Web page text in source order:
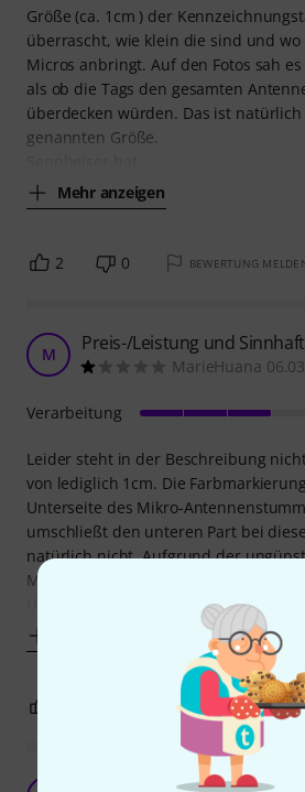
Größe (ca. 1cm ) der
überrascht, wie klein die sind und
Micros anbringt. Auf den Fotos sah
als ob die Tags den gesamten
überdecken würden. Das ist
genannten Größe.
Mehr anzeigen
2 0 BEWERTUNG
M Preis-/Leistung und
MarieHuana
Leider steht in der Beschreibung
von lediglich 1cm. Die
Unterseite des Mikro-
umschließt den unteren Part bei
natürlich nicht. Aufgrund der
Mikro und des winzigen
Unterscheidung von verschiedenen
Verarbeitung
BEWERTUNG
Mikrofona marķieris